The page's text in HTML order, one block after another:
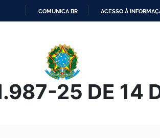
O
CONTEÚDO
COMUNICA BR ACESSO À
25 DE 14